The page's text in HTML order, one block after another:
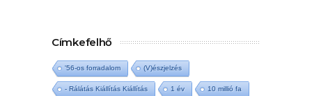
Címkefelhő
'56-os forradalom (V)észjelzés
- Rálátás Kiállítás Kiállítás 1 év 10 millió fa